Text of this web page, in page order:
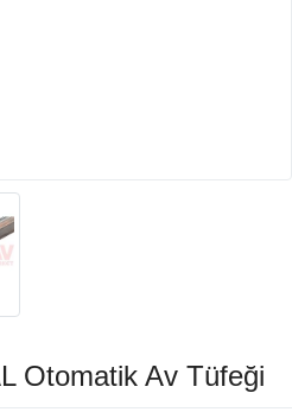
Otomatik Av Tüfeği